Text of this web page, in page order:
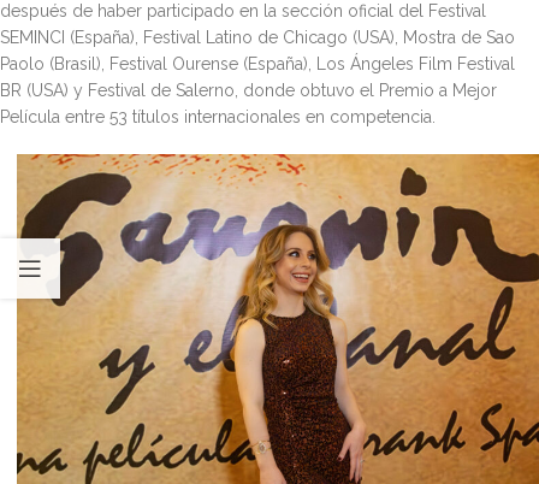
después de haber participado en la sección oficial del Festival
SEMINCI (España), Festival Latino de Chicago (USA), Mostra de Sao
Paolo (Brasil), Festival Ourense (España), Los Ángeles Film Festival
BR (USA) y Festival de Salerno, donde obtuvo el Premio a Mejor
Película entre 53 títulos internacionales en competencia.